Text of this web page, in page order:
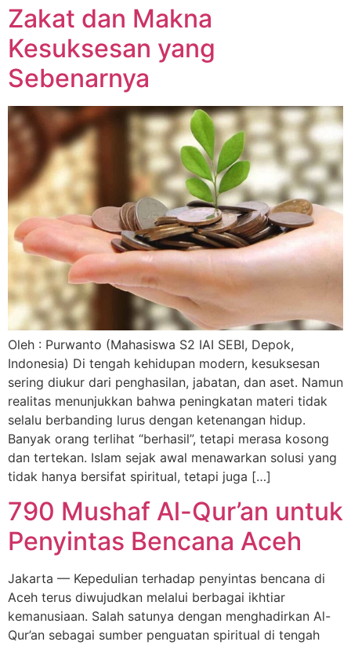
Zakat dan Makna
Kesuksesan yang
Sebenarnya
Oleh : Purwanto (Mahasiswa S2 IAI SEBI, Depok,
Indonesia) Di tengah kehidupan modern, kesuksesan
sering diukur dari penghasilan, jabatan, dan aset. Namun
realitas menunjukkan bahwa peningkatan materi tidak
selalu berbanding lurus dengan ketenangan hidup.
Banyak orang terlihat “berhasil”, tetapi merasa kosong
dan tertekan. Islam sejak awal menawarkan solusi yang
tidak hanya bersifat spiritual, tetapi juga […]
790 Mushaf Al-Qur’an untuk
Penyintas Bencana Aceh
Jakarta — Kepedulian terhadap penyintas bencana di
Aceh terus diwujudkan melalui berbagai ikhtiar
kemanusiaan. Salah satunya dengan menghadirkan Al-
Qur’an sebagai sumber penguatan spiritual di tengah